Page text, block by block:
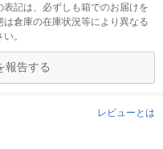
記は、必ずしも箱でのお届けを
倉庫の在庫状況等により異なる
。
報告する
レビューとは